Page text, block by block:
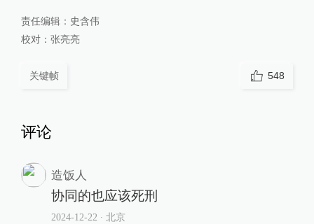
责任编辑： 史含伟
校对： 张亮亮
关键帧 548
评论
造饭人
协同的也应该死刑
2024-12-22 ∙ 北京